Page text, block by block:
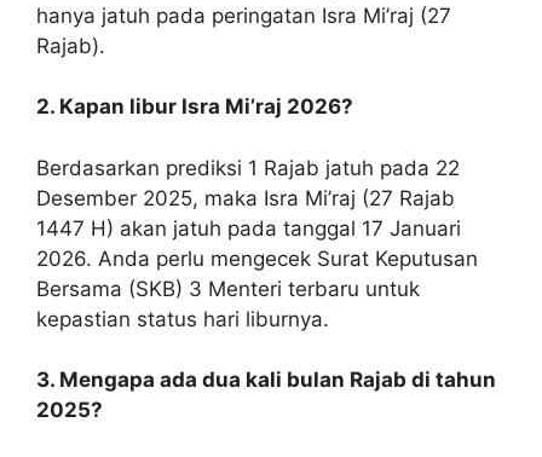
hanya jatuh pada peringatan Isra Mi’raj (27
Rajab).
2. Kapan libur Isra Mi’raj 2026?
Berdasarkan prediksi 1 Rajab jatuh pada 22
Desember 2025, maka Isra Mi’raj (27 Rajab
1447 H) akan jatuh pada tanggal 17 Januari
2026. Anda perlu mengecek Surat Keputusan
Bersama (SKB) 3 Menteri terbaru untuk
kepastian status hari liburnya.
3. Mengapa ada dua kali bulan Rajab di tahun
2025?